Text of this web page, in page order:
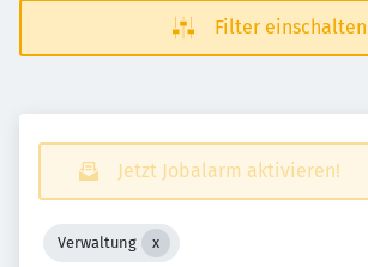
Filter einschalten
Jetzt Jobalarm aktivieren!
Verwaltung